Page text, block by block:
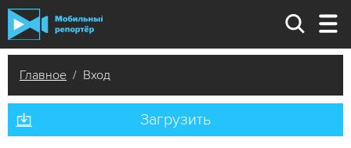
Главное / Вход
Загрузить